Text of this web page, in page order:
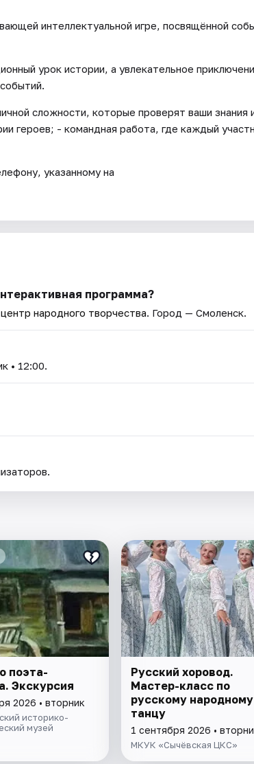
интеллектуальной игре, посвящённой
урок истории, а увлекательное
сложности, которые проверят ваши знания
героев; - командная работа, где каждый
указанному на
программа?
народного творчества. Город — Смоленск.
• 12:00.
поэта-
Экскурсия
2026 • вторник
историко-
музей
Русский хоровод.
Мастер-класс по
русскому народному
танцу
1 сентября 2026 •
МКУК «Сычёвская ЦКС»